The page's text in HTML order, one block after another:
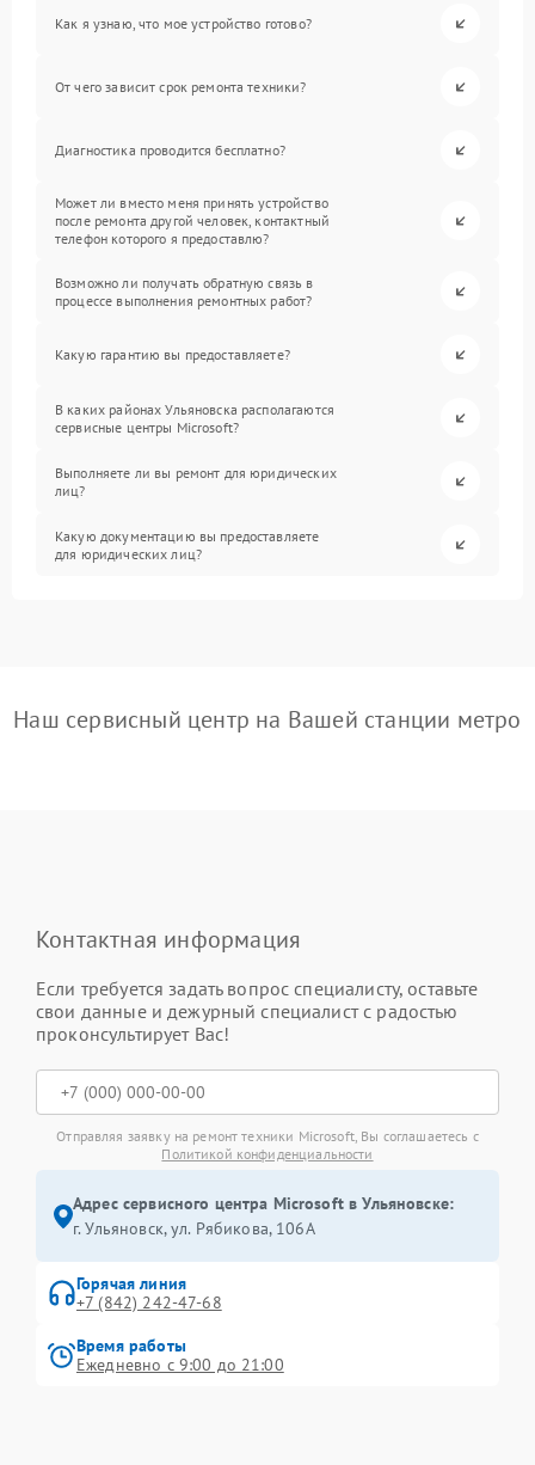
Как я узнаю, что мое устройство готово?
От чего зависит срок ремонта техники?
Диагностика проводится бесплатно?
Может ли вместо меня принять устройство
после ремонта другой человек, контактный
телефон которого я предоставлю?
Возможно ли получать обратную связь в
процессе выполнения ремонтных работ?
Какую гарантию вы предоставляете?
В каких районах Ульяновска располагаются
сервисные центры Microsoft?
Выполняете ли вы ремонт для юридических
лиц?
Какую документацию вы предоставляете
для юридических лиц?
Наш сервисный центр на Вашей станции метро
Контактная информация
Если требуется задать вопрос специалисту, оставьте
свои данные и дежурный специалист с радостью
проконсультирует Вас!
Отправляя заявку на ремонт техники Microsoft, Вы соглашаетесь с
Политикой конфиденциальности
Адрес сервисного центра Microsoft в Ульяновске:
г. Ульяновск, ул. Рябикова, 106А
Горячая линия
+7 (842) 242-47-68
Время работы
Ежедневно с 9:00 до 21:00